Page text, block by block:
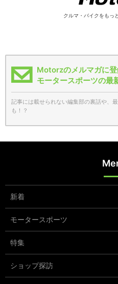
クルマ・バイクをもっ
Motorzのメルマガに登
モータースポーツの最
記事には載せられない編集部の裏話や、
も！？
新着
モータースポーツ
特集
ショップ探訪